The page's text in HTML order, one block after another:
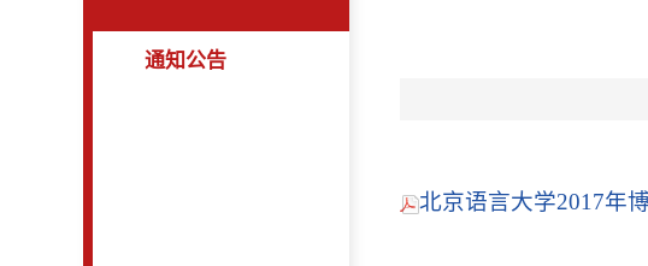
通知公告
北京语言大学2017年